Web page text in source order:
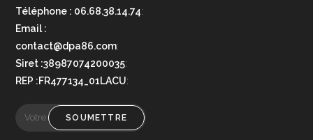
Téléphone : 06.68.38.14.74:
Email :
contact@dpa86.com:
Siret :38987074200035:
REP :FR477134_01LACU:
SOUMETTRE